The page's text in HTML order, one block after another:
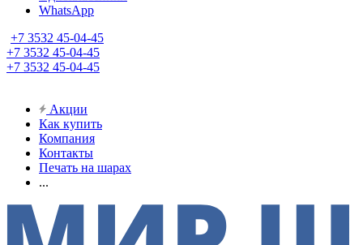
WhatsApp
+7 3532 45-04-45
+7 3532 45-04-45
+7 3532 45-04-45
Акции
Как купить
Компания
Контакты
Печать на шарах
...